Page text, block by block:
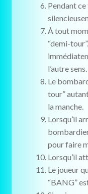
Pendant
À tout
“demi-
l’autre sens.
Le
tour”
la manche.
Lorsqu’il
bombardier
pour faire
Lorsqu’il
Le joueur
“BANG”